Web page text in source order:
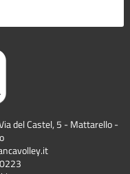
del Castel, 5 - Mattarello -